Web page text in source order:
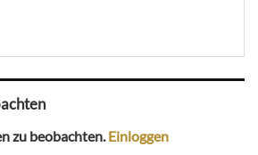
zu beobachten.Einloggen